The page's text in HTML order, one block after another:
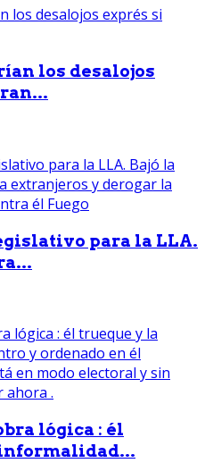
los desalojos
para la LLA.
lógica : él